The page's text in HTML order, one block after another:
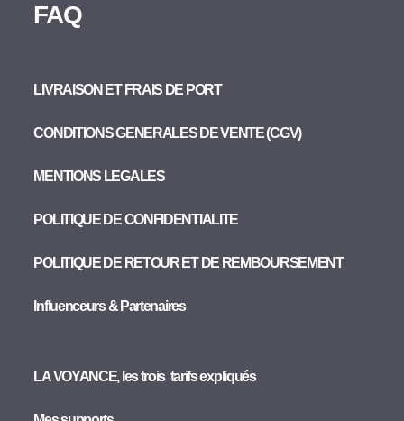
FAQ
LIVRAISON ET FRAIS DE PORT
CONDITIONS GENERALES DE VENTE (CGV)
MENTIONS LEGALES
POLITIQUE DE CONFIDENTIALITE
POLITIQUE DE RETOUR ET DE REMBOURSEMENT
Influenceurs & Partenaires
LA VOYANCE, les trois tarifs expliqués